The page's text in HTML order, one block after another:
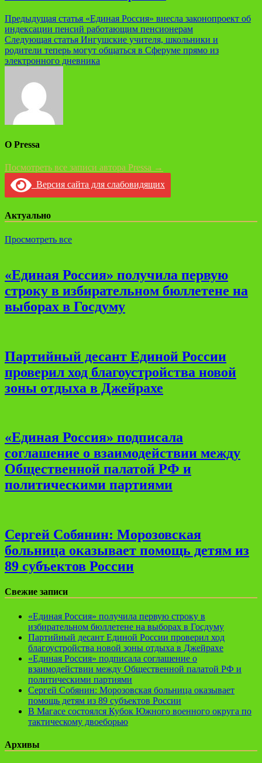
Навигация
по
записям
Предыдущая статья «Единая Россия» внесла законопроект об
индексации пенсий работающим пенсионерам
Следующая статья Ингушские учителя, школьники и
родители теперь могут общаться в Сферуме прямо из
электронного дневника
О Pressa
Посмотреть все записи автора Pressa →
Версия сайта для слабовидящих
Актуально
Просмотреть все
«Единая Россия» получила первую
строку в избирательном бюллетене на
выборах в Госдуму
Партийный десант Единой России
проверил ход благоустройства новой
зоны отдыха в Джейрахе
«Единая Россия» подписала
соглашение о взаимодействии между
Общественной палатой РФ и
политическими партиями
Сергей Собянин: Морозовская
больница оказывает помощь детям из
89 субъектов России
Свежие записи
«Единая Россия» получила первую строку в
избирательном бюллетене на выборах в Госдуму
Партийный десант Единой России проверил ход
благоустройства новой зоны отдыха в Джейрахе
«Единая Россия» подписала соглашение о
взаимодействии между Общественной палатой РФ и
политическими партиями
Сергей Собянин: Морозовская больница оказывает
помощь детям из 89 субъектов России
В Магасе состоялся Кубок Южного военного округа по
тактическому двоеборью
Архивы